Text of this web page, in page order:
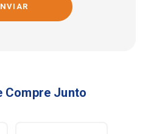
Compre Junto